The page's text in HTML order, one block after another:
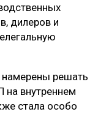
дилеров и
решать
на внутреннем
стала особо